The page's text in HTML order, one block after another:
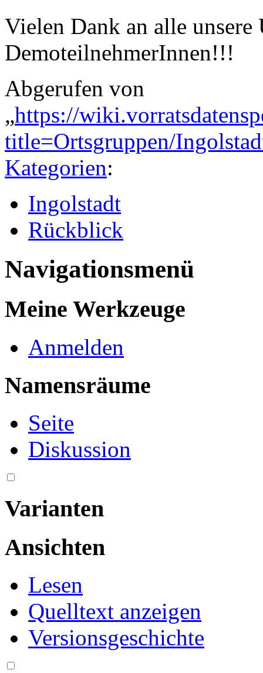
Vielen Dank an alle
DemoteilnehmerInnen!!!
Abgerufen von
„https://
title=Ortsgruppen/
Kategorien:
Ingolstadt
Rückblick
Navigationsmenü
Meine Werkzeuge
Anmelden
Namensräume
Seite
Diskussion
Varianten
Ansichten
Lesen
Quelltext anzeigen
Versionsgeschichte